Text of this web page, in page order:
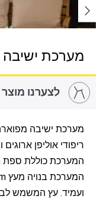
מערכת ישיבה
לצערנו
מערכת ישיבה
ריפודי אוליפן ארוגים
המערכת כוללת ספת תלת, 2 ספות
ועמיד. עץ המשמש